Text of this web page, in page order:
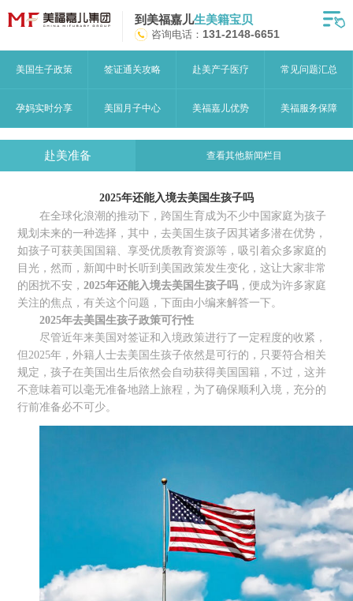
到美福嘉儿生美籍宝贝
咨询电话： 131-2148-6651
美国生子政策 签证通关攻略 赴美产子医疗 常见问题汇总
孕妈实时分享 美国月子中心 美福嘉儿优势 美福服务保障
赴美准备 查看其他新闻栏目
2025年还能入境去美国生孩子吗
在全球化浪潮的推动下，跨国生育成为不少中国家庭为孩子
规划未来的一种选择，其中，去美国生孩子因其诸多潜在优势，
如孩子可获美国国籍、享受优质教育资源等，吸引着众多家庭的
目光，然而，新闻中时长听到美国政策发生变化，这让大家非常
的困扰不安，2025年还能入境去美国生孩子吗 ，便成为许多家庭
关注的焦点，有关这个问题，下面由小编来解答一下。
2025年去美国生孩子政策可行性
尽管近年来美国对签证和入境政策进行了一定程度的收紧，
但2025年，外籍人士去美国生孩子依然是可行的，只要符合相关
规定，孩子在美国出生后依然会自动获得美国国籍，不过，这并
不意味着可以毫无准备地踏上旅程，为了确保顺利入境，充分的
行前准备必不可少。
首页
月子中心服务
宝妈见证
赴美攻略
赴美生子问答